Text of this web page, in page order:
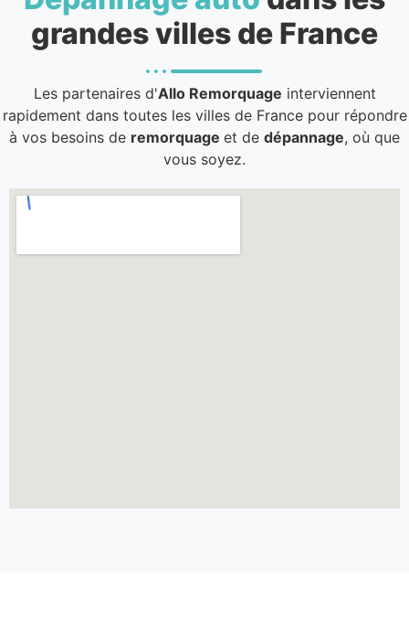
grandes villes de France
Les partenaires d'Allo Remorquage interviennent
rapidement dans toutes les villes de France pour répondre
à vos besoins de remorquage et de dépannage, où que
vous soyez.